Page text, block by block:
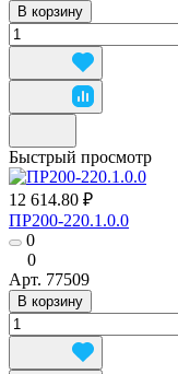
В корзину
Быстрый просмотр
12 614.80 ₽
ПР200-220.1.0.0
0
0
Арт. 77509
В корзину